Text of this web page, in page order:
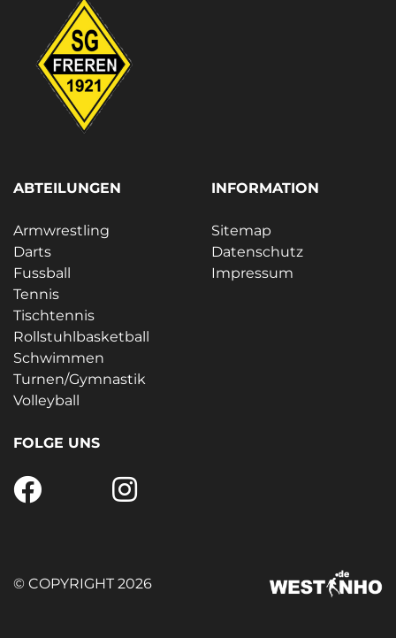
ABTEILUNGEN
Armwrestling
Darts
Fussball
Tennis
Tischtennis
Rollstuhlbasketball
Schwimmen
Turnen/Gymnastik
Volleyball
INFORMATION
Sitemap
Datenschutz
Impressum
FOLGE UNS
© COPYRIGHT 2026